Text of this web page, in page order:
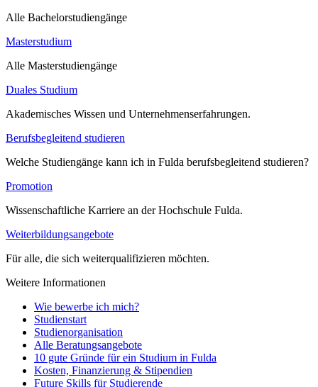
Alle Bachelorstudiengänge
Masterstudium
Alle Masterstudiengänge
Duales Studium
Akademisches Wissen und Unternehmenserfahrungen.
Berufsbegleitend studieren
Welche Studiengänge kann ich in Fulda berufsbegleitend studieren?
Promotion
Wissenschaftliche Karriere an der Hochschule Fulda.
Weiterbildungsangebote
Für alle, die sich weiterqualifizieren möchten.
Weitere Informationen
Wie bewerbe ich mich?
Studienstart
Studienorganisation
Alle Beratungsangebote
10 gute Gründe für ein Studium in Fulda
Kosten, Finanzierung & Stipendien
Future Skills für Studierende